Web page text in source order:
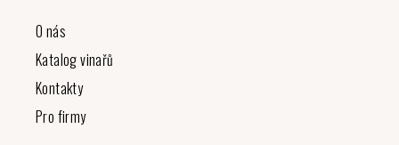
O nás
Katalog vinařů
Kontakty
Pro firmy